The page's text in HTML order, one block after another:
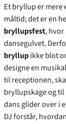
Et bryllup er
måltid; det er en
bryllupsfest,
dansegulvet.
bryllupikke blot
designe en
til receptionen,
bryllupskage og
dans glider over i
DJ forstår, hvordan